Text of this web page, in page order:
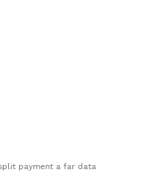
payment a far data